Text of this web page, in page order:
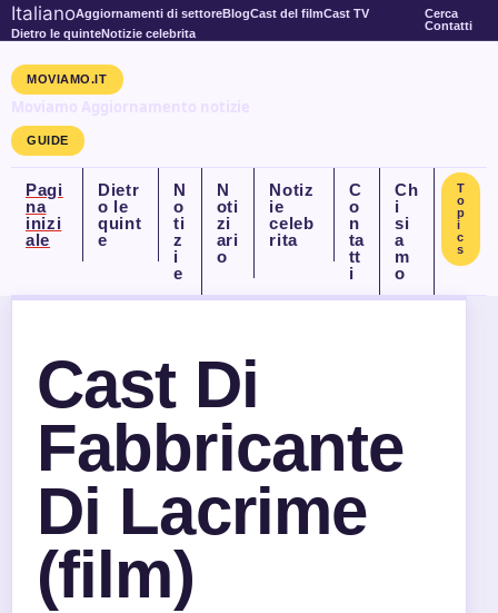
ItalianoAggiornamenti di settoreBlogCast del filmCast TV
Dietro le quinteNotizie celebrita
Cerca
Contatti
MOVIAMO.IT
Moviamo Aggiornamento notizie
GUIDE
Pagi
na
inizi
ale
Dietr
o le
quint
e
N
o
ti
z
i
e
N
oti
zi
ari
o
Notiz
ie
celeb
rita
C
o
n
ta
tt
i
Ch
i
si
a
m
o
T
o
p
i
c
s
Cast Di
Fabbricante
Di Lacrime
(film)